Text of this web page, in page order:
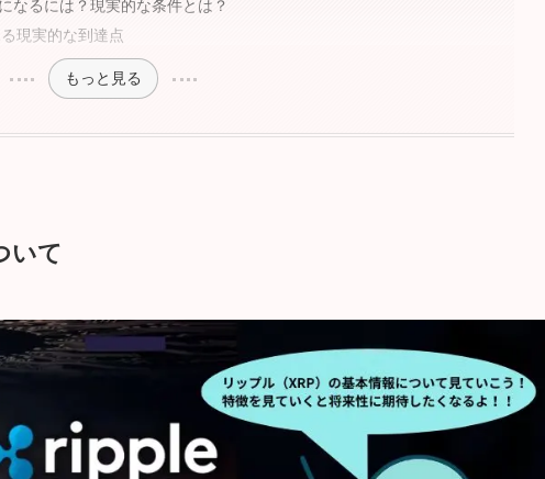
なるには？現実的な条件とは？
現実的な到達点
もっと見る
いて